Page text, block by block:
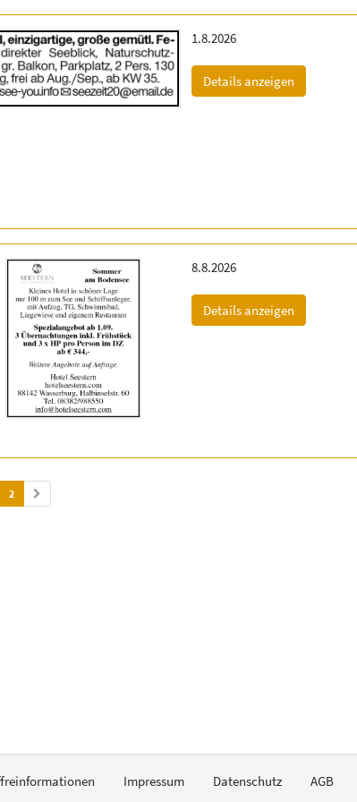
Erscheinungsdatum:
1.8.2026
Details anzeigen(ID: 2063335)
Erscheinungsdatum:
8.8.2026
Details anzeigen(ID: 2064965)
2
Impressum Datenschutz AGB